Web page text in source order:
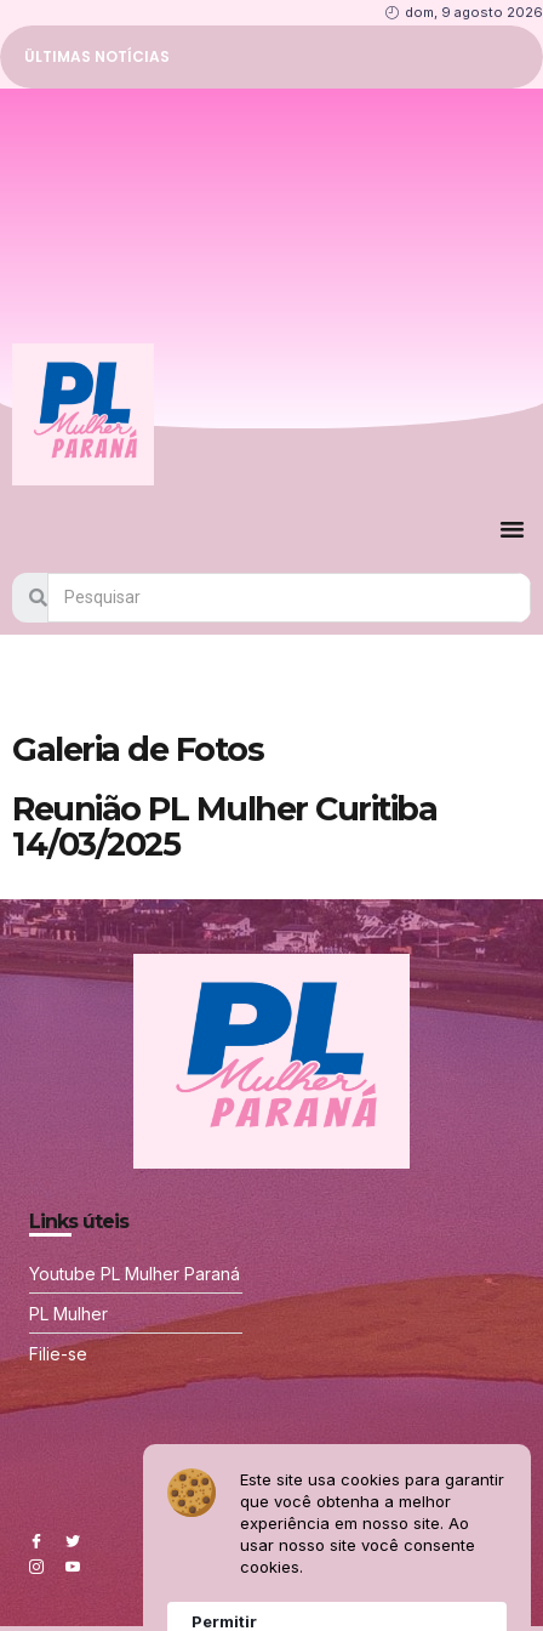
dom, 9 agosto 2026
ÜLTIMAS NOTÍCIAS
Galeria de Fotos
Reunião PL Mulher Curitiba
14/03/2025
Links úteis
Youtube PL Mulher Paraná
PL Mulher
Filie-se
Este site usa cookies para garantir
que você obtenha a melhor
experiência em nosso site. Ao
usar nosso site você consente
cookies.
Permitir